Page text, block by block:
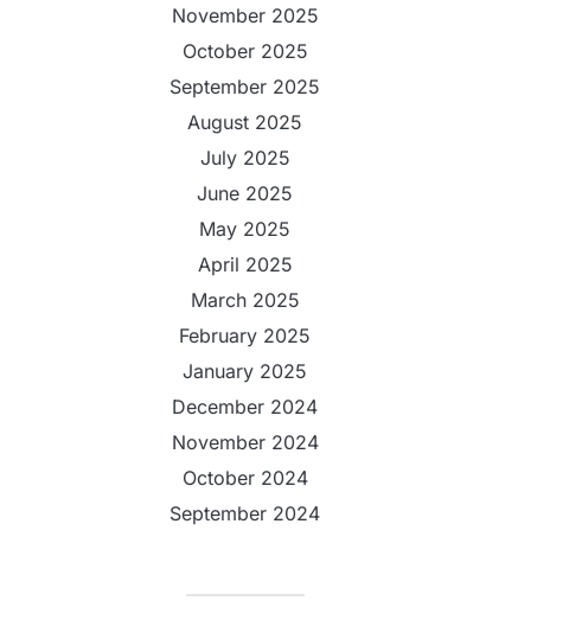
November 2025
October 2025
September 2025
August 2025
July 2025
June 2025
May 2025
April 2025
March 2025
February 2025
January 2025
December 2024
November 2024
October 2024
September 2024